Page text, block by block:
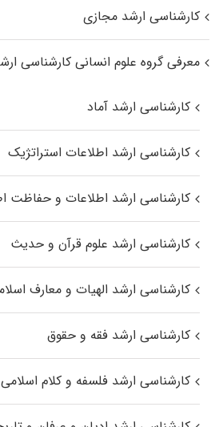
کارشناسی ارشد مجازی
معرفی گروه علوم انسانی کارشناسی
کارشناسی ارشد آماد
کارشناسی ارشد اطلاعات استراتژیک
کارشناسی ارشد اطلاعات و حفاظت
کارشناسی ارشد علوم قرآن و حدیث
کارشناسی ارشد الهیات و معارف
کارشناسی ارشد فقه و حقوق
کارشناسی ارشد فلسفه و کلام اسلامی